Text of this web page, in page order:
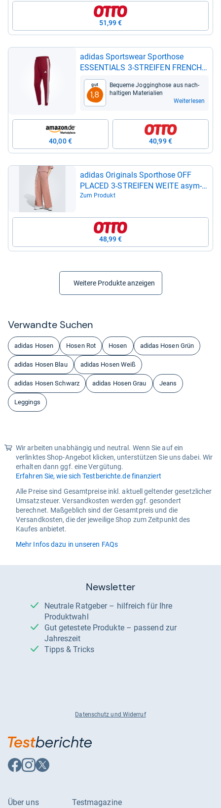
51,99 €
adi­das Sports­wear Sport­hose
ESSEN­TI­ALS 3-​STREI­FEN FRENCH
TERRY
Gut
1,8
Bequeme Jog­ging­hose aus nach­
hal­ti­gen Mate­ria­lien
Weiterlesen
40,00 € 40,99 €
adi­das Ori­gi­nals Sport­hose OFF
PLA­CED 3-​STREI­FEN WEITE asym­
me­tri­sche 3-​Strei­fen, für Lauf­trai­
Zum Produkt
48,99 €
Weitere Produkte anzeigen
Ver­wandte Suchen
adidas Hosen Hosen Rot Hosen adidas Hosen Grün
adidas Hosen Blau adidas Hosen Weiß
adidas Hosen Schwarz adidas Hosen Grau Jeans
Leggings
Wir arbeiten unabhängig und neutral. Wenn Sie auf ein
verlinktes Shop-Angebot klicken, unterstützen Sie uns dabei. Wir
erhalten dann ggf. eine Vergütung.
Erfahren Sie, wie sich Testberichte.de finanziert
Alle Preise sind Gesamtpreise inkl. aktuell geltender gesetzlicher
Umsatzsteuer. Versandkosten werden ggf. gesondert
berechnet. Maßgeblich sind der Gesamtpreis und die
Versandkosten, die der jeweilige Shop zum Zeitpunkt des
Kaufes anbietet.
Mehr Infos dazu in unseren FAQs
Newsletter
Neutrale Ratgeber – hilfreich für Ihre
Produktwahl
Gut getestete Produkte – passend zur
Jahreszeit
Tipps & Tricks
Datenschutz und Widerruf
Auf
Facebook
Auf
Instagram
Auf
X
Über uns Testmagazine